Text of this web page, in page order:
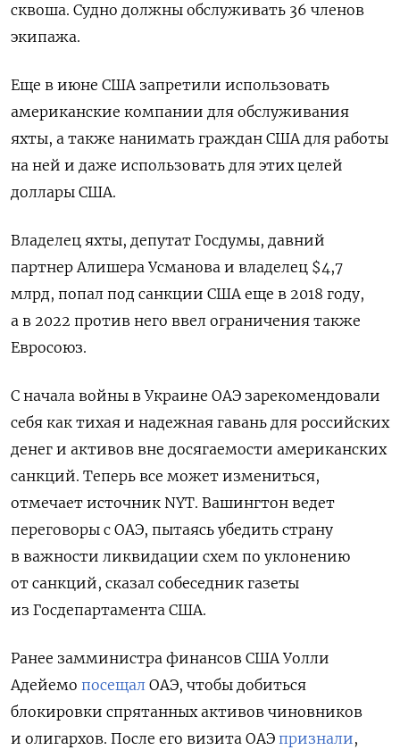
сквоша. Судно должны обслуживать 36 членов
экипажа.
Еще в июне США запретили использовать
американские компании для обслуживания
яхты, а также нанимать граждан США для работы
на ней и даже использовать для этих целей
доллары США.
Владелец яхты, депутат Госдумы, давний
партнер Алишера Усманова и владелец $4,7
млрд, попал под санкции США еще в 2018 году,
а в 2022 против него ввел ограничения также
Евросоюз.
С начала войны в Украине ОАЭ зарекомендовали
себя как тихая и надежная гавань для российских
денег и активов вне досягаемости американских
санкций. Теперь все может измениться,
отмечает источник NYT. Вашингтон ведет
переговоры с ОАЭ, пытаясь убедить страну
в важности ликвидации схем по уклонению
от санкций, сказал собеседник газеты
из Госдепартамента США.
Ранее замминистра финансов США Уолли
Адейемо посещал ОАЭ, чтобы добиться
блокировки спрятанных активов чиновников
и олигархов. После его визита ОАЭ признали,